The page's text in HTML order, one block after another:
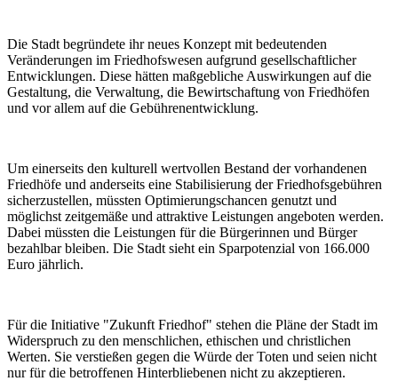
Die Stadt begründete ihr neues Konzept mit bedeutenden
Veränderungen im Friedhofswesen aufgrund gesellschaftlicher
Entwicklungen. Diese hätten maßgebliche Auswirkungen auf die
Gestaltung, die Verwaltung, die Bewirtschaftung von Friedhöfen
und vor allem auf die Gebührenentwicklung.
Um einerseits den kulturell wertvollen Bestand der vorhandenen
Friedhöfe und anderseits eine Stabilisierung der Friedhofsgebühren
sicherzustellen, müssten Optimierungschancen genutzt und
möglichst zeitgemäße und attraktive Leistungen angeboten werden.
Dabei müssten die Leistungen für die Bürgerinnen und Bürger
bezahlbar bleiben. Die Stadt sieht ein Sparpotenzial von 166.000
Euro jährlich.
Für die Initiative "Zukunft Friedhof" stehen die Pläne der Stadt im
Widerspruch zu den menschlichen, ethischen und christlichen
Werten. Sie verstießen gegen die Würde der Toten und seien nicht
nur für die betroffenen Hinterbliebenen nicht zu akzeptieren.